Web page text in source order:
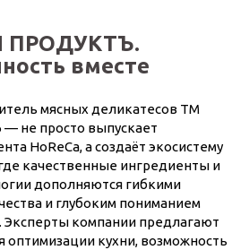
ПРОДУКТЪ.
вместе
мясных деликатесов ТМ
не просто выпускает
HoReCa, а создаёт экосистему
качественные ингредиенты и
дополняются гибкими
и глубоким пониманием
Эксперты компании предлагают
кухни, возможность